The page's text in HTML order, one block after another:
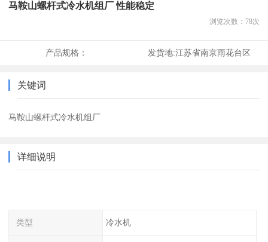
马鞍山螺杆式冷水机组厂 性能稳定
浏览次数： 78次
产品规格： 发货地:江苏省南京雨花台区
关键词
马鞍山螺杆式冷水机组厂
详细说明
类型 冷水机